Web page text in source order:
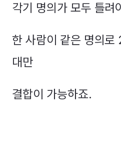
각기 명의가 모두 틀려
한 사람이 같은 명의로
대만
결합이 가능하죠.